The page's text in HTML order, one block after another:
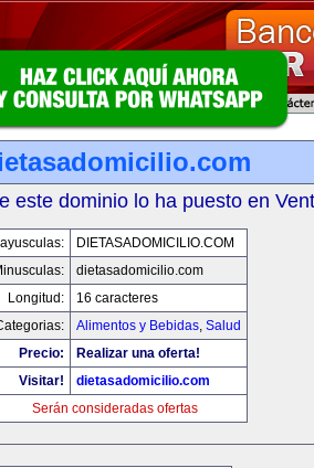
este dominio lo ha puesto en
DIETASADOMICILIO.COM
dietasadomicilio.com
Longitud:
16 caracteres
Alimentos y Bebidas, Salud
Precio:
Realizar una oferta!
Visitar!
dietasadomicilio.com
Serán consideradas ofertas